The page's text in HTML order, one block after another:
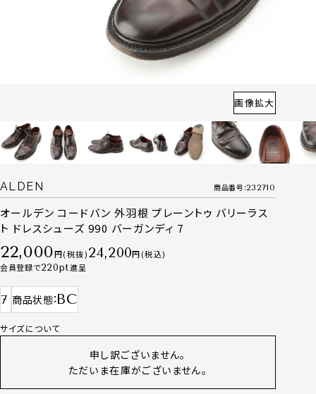
画像拡大
ALDEN 商品番号 232710
オールデン コードバン 外羽根 プレーントゥ バリーラス
ト ドレスシューズ 990 バーガンディ 7
22,000 税抜 24,200
税込
会員登録で220 進呈
7 商品状態 BC
サイズについて
申し訳ございません。
ただいま在庫がございません。